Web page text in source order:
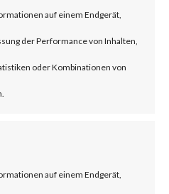
auf einem Endgerät,
der Performance von Inhalten,
oder Kombinationen von
auf einem Endgerät,
CVE-2024-